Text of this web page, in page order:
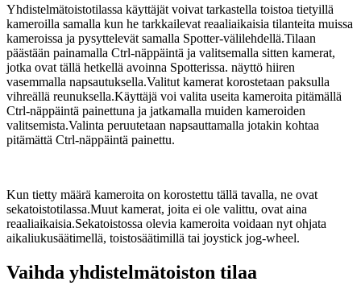
Yhdistelmätoistotilassa käyttäjät voivat tarkastella toistoa tietyillä
kameroilla samalla kun he tarkkailevat reaaliaikaisia tilanteita muissa
kameroissa ja pysyttelevät samalla Spotter-välilehdellä.Tilaan
päästään painamalla Ctrl-näppäintä ja valitsemalla sitten kamerat,
jotka ovat tällä hetkellä avoinna Spotterissa. näyttö hiiren
vasemmalla napsautuksella.Valitut kamerat korostetaan paksulla
vihreällä reunuksella.Käyttäjä voi valita useita kameroita pitämällä
Ctrl-näppäintä painettuna ja jatkamalla muiden kameroiden
valitsemista.Valinta peruutetaan napsauttamalla jotakin kohtaa
pitämättä Ctrl-näppäintä painettu.
Kun tietty määrä kameroita on korostettu tällä tavalla, ne ovat
sekatoistotilassa.Muut kamerat, joita ei ole valittu, ovat aina
reaaliaikaisia.Sekatoistossa olevia kameroita voidaan nyt ohjata
aikaliukusäätimellä, toistosäätimillä tai joystick jog-wheel.
Vaihda yhdistelmätoiston tilaa